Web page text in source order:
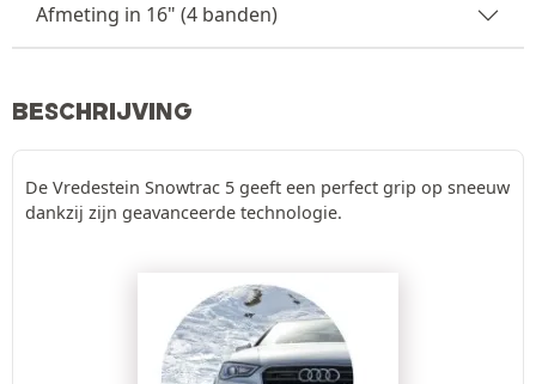
Afmeting in 16" (4 banden)
BESCHRIJVING
De Vredestein Snowtrac 5 geeft een perfect grip op sneeuw
dankzij zijn geavanceerde technologie.